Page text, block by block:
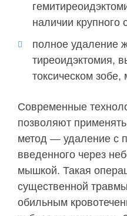
наличии крупного
полное удаление
тиреоидэктомия,
токсическом
Современные
позволяют
метод — удаление с
введенного через
мышкой. Такая
существенной
обильным